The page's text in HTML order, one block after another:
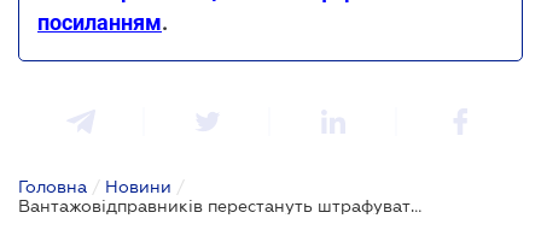
посиланням.
Головна / Новини /
Вантажовідправників перестануть штрафувати за одне й те саме порушення: законопроєкт